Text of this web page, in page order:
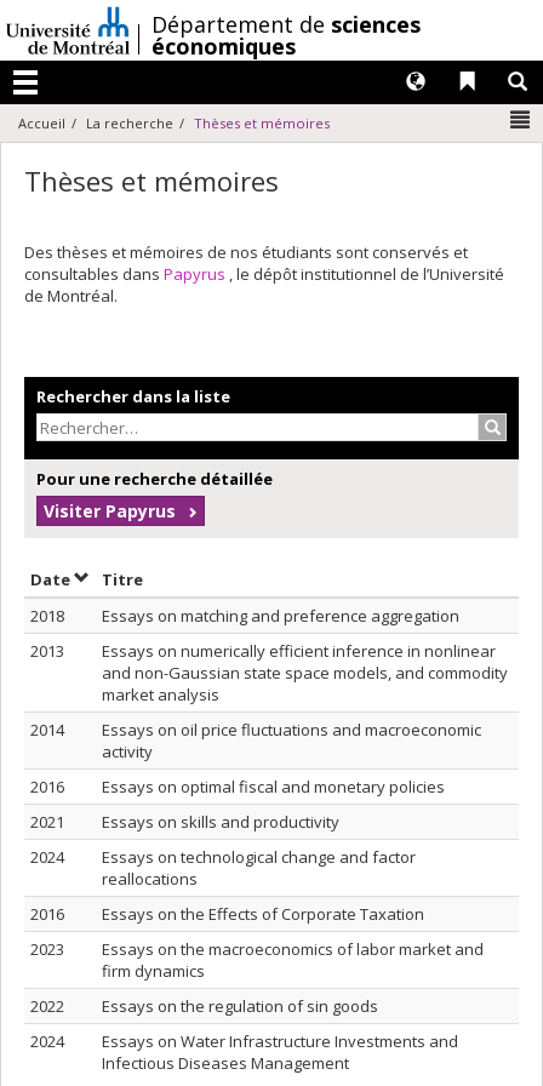
au
contenu
/Département de sciences
économiques
Menu
Liens
Langues
Accueil La recherche Thèses et mémoires
Thèses et mémoires
Des thèses et mémoires de nos étudiants sont conservés et
consultables dans Papyrus , le dépôt institutionnel de l’Université
de Montréal.
Rechercher dans la liste
Pour une recherche détaillée
Visiter Papyrus
DateTrier par date en ordre croissant
Titre
2018
Essays on matching and preference aggregation
2013
Essays on numerically efficient inference in nonlinear
and non-Gaussian state space models, and commodity
market analysis
2014
Essays on oil price fluctuations and macroeconomic
activity
2016
Essays on optimal fiscal and monetary policies
2021
Essays on skills and productivity
2024
Essays on technological change and factor
reallocations
2016
Essays on the Effects of Corporate Taxation
2023
Essays on the macroeconomics of labor market and
firm dynamics
2022
Essays on the regulation of sin goods
2024
Essays on Water Infrastructure Investments and
Infectious Diseases Management